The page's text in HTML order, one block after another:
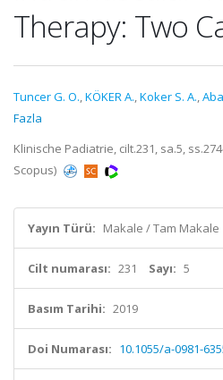
Therapy: Two
Tuncer G. O.,KÖKER A.,Koker S. A.,
Fazla
Klinische Padiatrie, cilt.231, sa.5,
Scopus)
Yayın Türü: Makale / Tam Makale
Cilt numarası: 231 Sayı: 5
Basım Tarihi: 2019
Doi Numarası: 10.1055/a-0981-